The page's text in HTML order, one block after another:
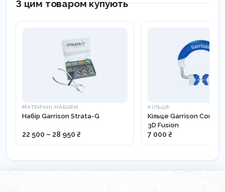
З цим товаром купують
МАТРИЧНІ НАБОРИ
Набір Garrison Strata-G
22 500 – 28 950 ₴
КІЛЬЦЯ
Кільце Garrison
3D Fusion
7 000 ₴